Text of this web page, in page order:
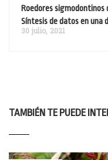
Roedores sigmodontinos
Síntesis de datos en una
30 julio, 2021
TAMBIÉN TE PUEDE